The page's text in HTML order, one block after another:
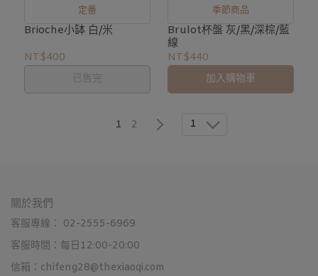
定番
Brioche小缽 白/米
NT$400
已售完
季節商品
Brulot杯盤 灰/黑/深棕/藍
線
NT$440
加入購物車
1 2 1
關於我們
客服專線： 02-2555-6969
客服時間：每日12:00-20:00
信箱：chifeng28@thexiaoqi.com